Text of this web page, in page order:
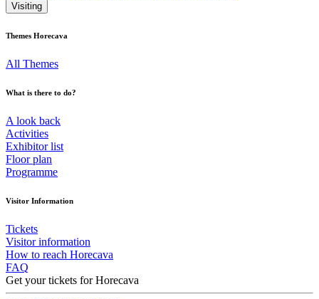
Visiting
Themes Horecava
All Themes
What is there to do?
A look back
Activities
Exhibitor list
Floor plan
Programme
Visitor Information
Tickets
Visitor information
How to reach Horecava
FAQ
Get your tickets for Horecava